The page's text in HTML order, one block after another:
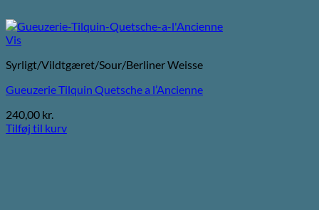
Vis
Syrligt/Vildtgæret/Sour/Berliner Weisse
Gueuzerie Tilquin Quetsche a l’Ancienne
240,00 kr.
Tilføj til kurv